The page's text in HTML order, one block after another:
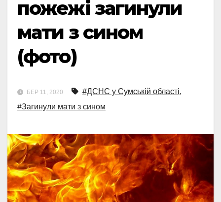
пожежі загинули
мати з сином
(фото)
БЕР 11, 2020 #ДСНС у Сумській області,
#Загинули мати з сином